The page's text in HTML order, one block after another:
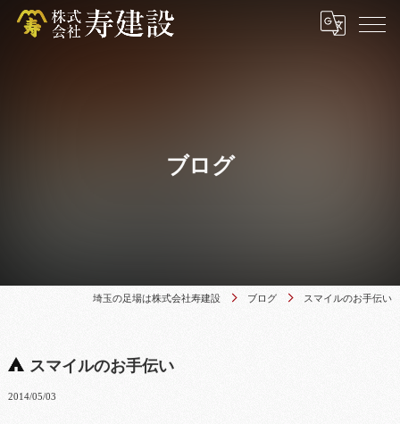
ブログ
埼玉の足場は株式会社寿建設 ブログ スマイルのお手伝い
スマイルのお手伝い
2014/05/03